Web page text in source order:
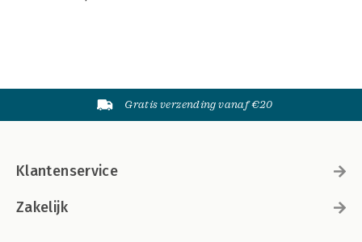
Gratis verzending vanaf €20
Klantenservice
Zakelijk